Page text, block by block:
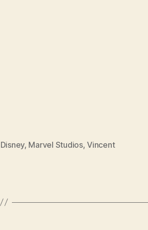
Disney, Marvel Studios,Vincent